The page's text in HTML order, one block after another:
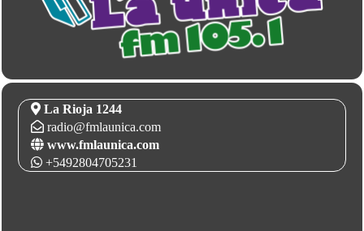
La Rioja 1244
radio@fmlaunica.com
www.fmlaunica.com
+5492804705231